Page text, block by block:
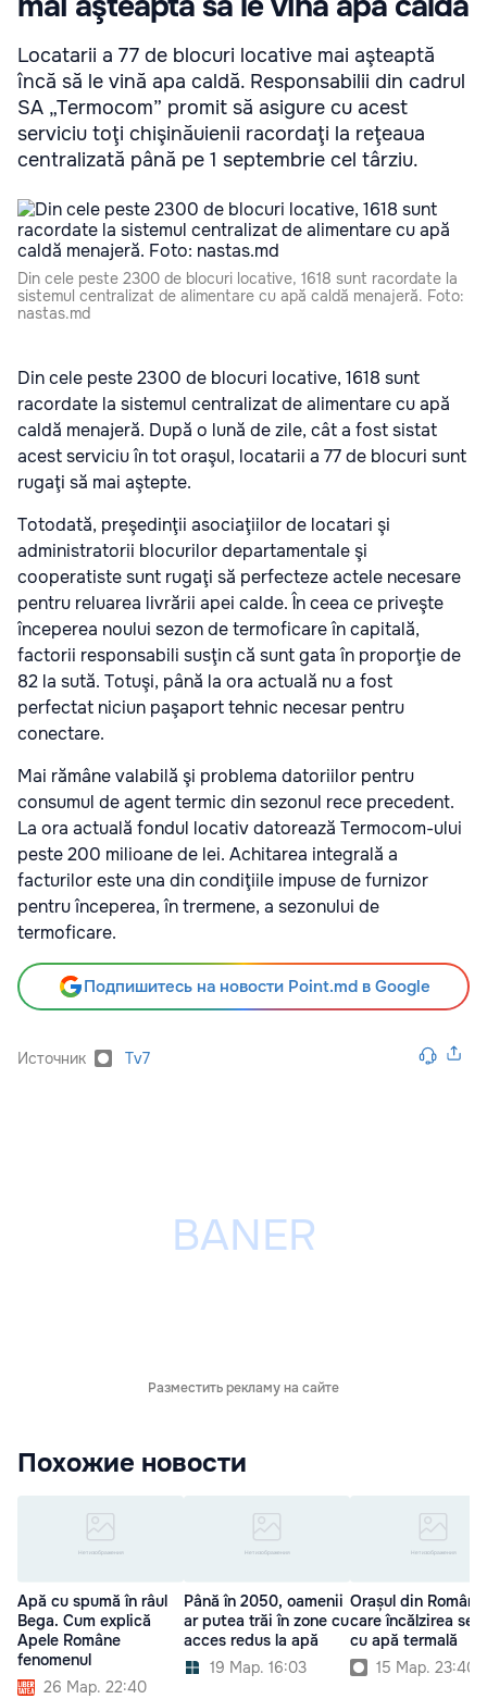
Locatarii a 77 de blocuri locative mai aşteaptă
încă să le vină apa caldă. Responsabilii din cadrul
SA „Termocom” promit să asigure cu acest
serviciu toţi chişinăuienii racordaţi la reţeaua
centralizată până pe 1 septembrie cel târziu.
Din cele peste 2300 de blocuri locative, 1618 sunt racordate la
sistemul centralizat de alimentare cu apă caldă menajeră. Foto:
nastas.md
Din cele peste 2300 de blocuri locative, 1618 sunt
racordate la sistemul centralizat de alimentare cu apă
caldă menajeră. După o lună de zile, cât a fost sistat
acest serviciu în tot oraşul, locatarii a 77 de blocuri sunt
rugaţi să mai aştepte.
Totodată, preşedinţii asociaţiilor de locatari şi
administratorii blocurilor departamentale şi
cooperatiste sunt rugaţi să perfecteze actele necesare
pentru reluarea livrării apei calde. În ceea ce priveşte
începerea noului sezon de termoficare în capitală,
factorii responsabili susţin că sunt gata în proporţie de
82 la sută. Totuşi, până la ora actuală nu a fost
perfectat niciun paşaport tehnic necesar pentru
conectare.
Mai rămâne valabilă şi problema datoriilor pentru
consumul de agent termic din sezonul rece precedent.
La ora actuală fondul locativ datorează Termocom-ului
peste 200 milioane de lei. Achitarea integrală a
facturilor este una din condiţiile impuse de furnizor
pentru începerea, în trermene, a sezonului de
termoficare.
Подпишитесь на новости Point.md в Google
Источник Tv7
Разместить рекламу на сайте
Похожие новости
Apă cu spumă în râul
Bega. Cum explică
Apele Române
fenomenul
26 Мар. 22:40
Până în 2050, oamenii
ar putea trăi în zone cu
acces redus la apă
19 Мар. 16:03
Orașul din
care încălzirea se
cu apă termală
15 Мар. 23:40